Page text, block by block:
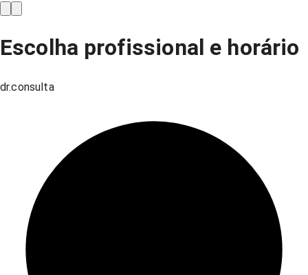
Escolha profissional e horário
dr.consulta